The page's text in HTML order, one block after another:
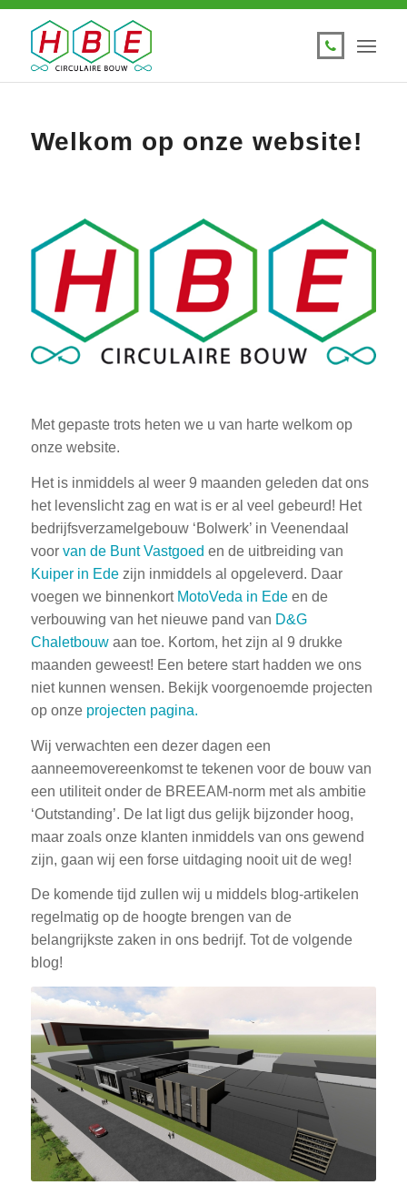
Welkom op onze website!
Met gepaste trots heten we u van harte welkom op
onze website.
Het is inmiddels al weer 9 maanden geleden dat ons
het levenslicht zag en wat is er al veel gebeurd! Het
bedrijfsverzamelgebouw ‘Bolwerk’ in Veenendaal
voor van de Bunt Vastgoed en de uitbreiding van
Kuiper in Edezijn inmiddels al opgeleverd. Daar
voegen we binnenkort MotoVeda in Edeen de
verbouwing van het nieuwe pand van D&G
Chaletbouwaan toe. Kortom, het zijn al 9 drukke
maanden geweest! Een betere start hadden we ons
niet kunnen wensen. Bekijk voorgenoemde projecten
op onze projecten pagina.
Wij verwachten een dezer dagen een
aanneemovereenkomst te tekenen voor de bouw van
een utiliteit onder de BREEAM-norm met als ambitie
‘Outstanding’. De lat ligt dus gelijk bijzonder hoog,
maar zoals onze klanten inmiddels van ons gewend
zijn, gaan wij een forse uitdaging nooit uit de weg!
De komende tijd zullen wij u middels blog-artikelen
regelmatig op de hoogte brengen van de
belangrijkste zaken in ons bedrijf. Tot de volgende
blog!